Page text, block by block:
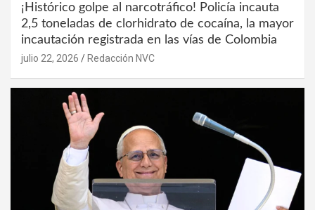
¡Histórico golpe al narcotráfico! Policía incauta
2,5 toneladas de clorhidrato de cocaína, la mayor
incautación registrada en las vías de Colombia
julio 22, 2026 Redacción NVC